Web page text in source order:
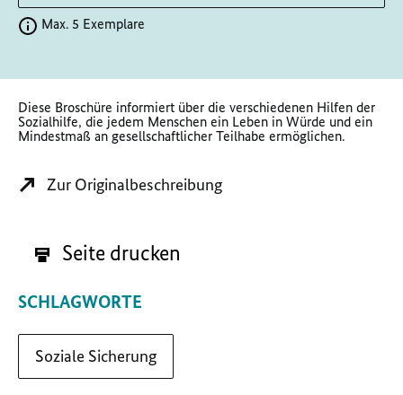
Max. 5 Exemplare
Diese Broschüre informiert über die verschiedenen Hilfen der
Sozialhilfe, die jedem Menschen ein Leben in Würde und ein
Mindestmaß an gesellschaftlicher Teilhabe ermöglichen.
Zur Originalbeschreibung
Seite drucken
SCHLAGWORTE
Soziale Sicherung